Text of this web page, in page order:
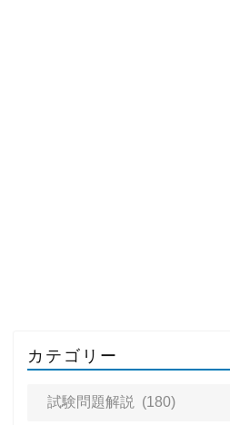
カテゴリー